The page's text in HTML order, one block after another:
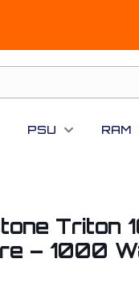
PSU RAM
Triton
– 1000